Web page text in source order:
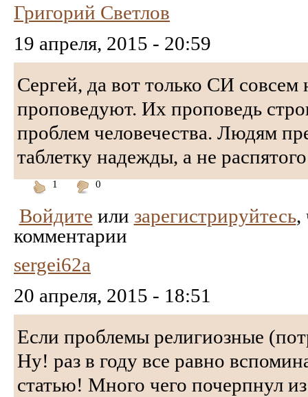
Григорий Светлов
19 апреля, 2015 - 20:59
Сергей, да вот только СИ совсем
проповедуют. Их проповедь
проблем человечества. Людям
таблетку надежды, а не
1
понравилось
0
Войдите или зарегистрируйтесь,
комментарии
sergei62a
20 апреля, 2015 - 18:51
Если проблемы религиозные
Ну! раз в году все равно
статью! Много чего почерпнул